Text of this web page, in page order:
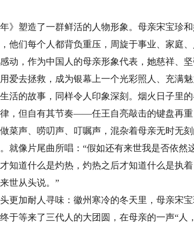
塑造了一群鲜活的人物形象。母亲宋宝珍和
他们每个人都背负重压，周旋于事业、家庭
动，作为中国人的母亲形象代表，她慈祥、
爱去拯救，成为银幕上一个光彩照人、充满魅
的故事，同样令人印象深刻。烟火日子里的
，但自有其节奏——任王自亮敲击的键盘再
菜声、唠叨声、叮嘱声，混杂着母亲无时无
就像片尾曲所唱：“假如还有来世我是否依然
知道什么是灼热，灼热之后才知道什么是执
世从头说。”
加耐人寻味：徽州寒冷的冬天里，母亲宋宝
于等来了三代人的大团圆，在母亲的一声“人